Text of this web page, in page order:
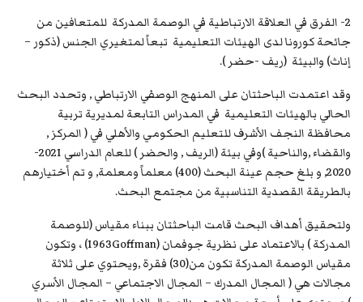
2- الفرق في العلاقة الارتباطية في الوصمة المدركة للمتعافين من
جائحة كورونا لدى الهيئات التعليمية تبعاً لمتغيري الجنس (ذكور –
إناث) والبيئة (ريف -حضر ).
وقد اعتمدت الباحثتان على المنهج الوصفي الارتباطي , وتحدد البحث
الحالي بالهيئات التعليمية في المدراس التابعة لمديرية تربية
محافظة النجف الأشرف للتعليم الحكومي والأهلي في ( المركز ,
والقضاء ,والناحية )وفي بيئة (الريف , والحضر ) للعام الدراسي 2021-
2020, و بلغ حجم عينة البحث (400) معلماً ومعلمة, و تم أختيارهم
بالطريقة القصدية التناسبية من مجتمع البحث.
ولتحقيق أهداف البحث قامت الباحثتان ببناء مقياس (للوصمة
المدركة ) بالاعتماد على نظرية جوفمان (1963Goffman) ، وتكون
مقياس الوصمة المدركة تكون من(30) فقرة ,ويحتوي على ثلاثة
مجالات هي ( المجال المدرك – المجال الاجتماعي – المجال الأسري